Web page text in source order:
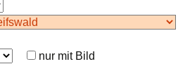
nur mit Bild